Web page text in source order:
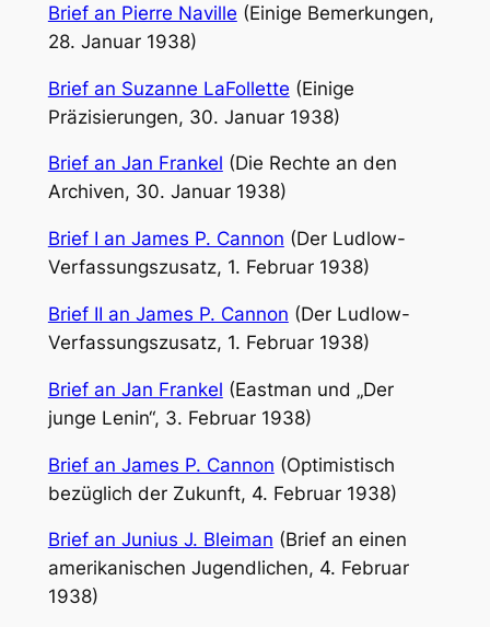
Brief an Pierre Naville (Einige Bemerkungen,
28. Januar 1938)
Brief an Suzanne LaFollette (Einige
Präzisierungen, 30. Januar 1938)
Brief an Jan Frankel (Die Rechte an den
Archiven, 30. Januar 1938)
Brief I an James P. Cannon (Der Ludlow-
Verfassungszusatz, 1. Februar 1938)
Brief II an James P. Cannon (Der Ludlow-
Verfassungszusatz, 1. Februar 1938)
Brief an Jan Frankel (Eastman und „Der
junge Lenin“, 3. Februar 1938)
Brief an James P. Cannon (Optimistisch
bezüglich der Zukunft, 4. Februar 1938)
Brief an Junius J. Bleiman (Brief an einen
amerikanischen Jugendlichen, 4. Februar
1938)